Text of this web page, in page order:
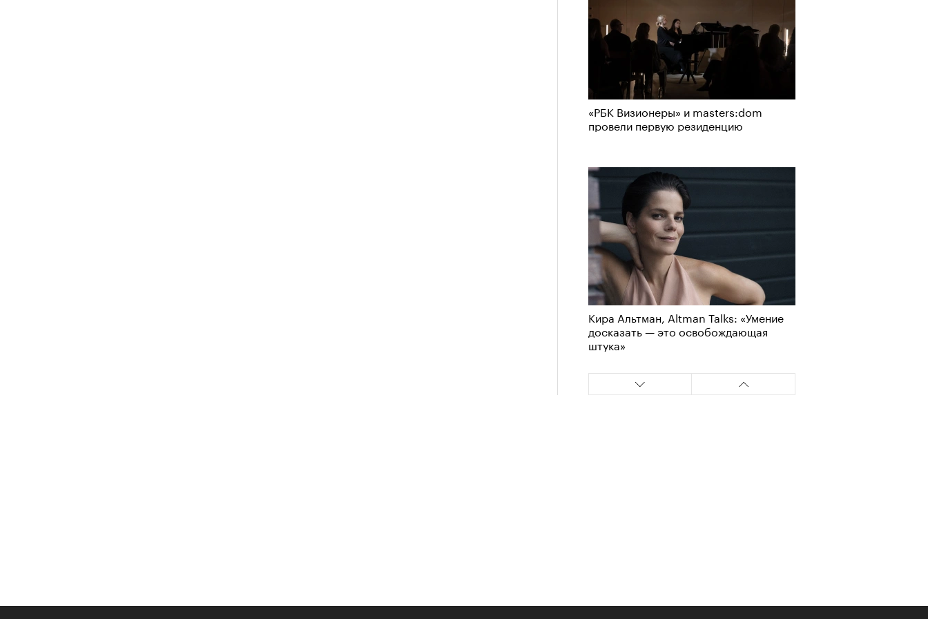
«РБК Визионеры» и masters:dom
провели первую резиденцию
Кира Альтман, Altman Talks: «Умение
досказать — это освобождающая
штука»